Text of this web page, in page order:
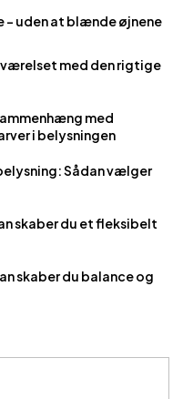
– uden at blænde øjnene
med den rigtige
med
i belysningen
Sådan vælger
skaber du et fleksibelt
skaber du balance og